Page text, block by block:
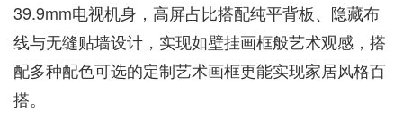
39.9mm电视机身，高屏占比搭配纯平背板、隐藏布
线与无缝贴墙设计，实现如壁挂画框般艺术观感，搭
配多种配色可选的定制艺术画框更能实现家居风格百
搭。